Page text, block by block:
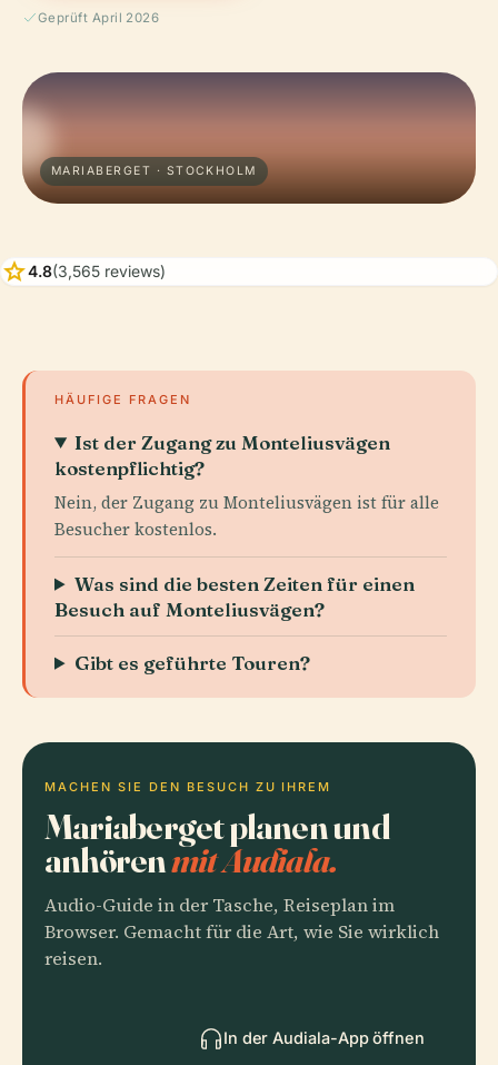
Geprüft April 2026
MARIABERGET · STOCKHOLM
star4.8(3,565 reviews)
HÄUFIGE FRAGEN
Ist der Zugang zu Monteliusvägen
kostenpflichtig?
Nein, der Zugang zu Monteliusvägen ist für alle
Besucher kostenlos.
Was sind die besten Zeiten für einen
Besuch auf Monteliusvägen?
Gibt es geführte Touren?
MACHEN SIE DEN BESUCH ZU IHREM
Mariaberget planen und
anhörenmit Audiala.
Audio-Guide in der Tasche, Reiseplan im
Browser. Gemacht für die Art, wie Sie wirklich
reisen.
In der Audiala-App öffnen